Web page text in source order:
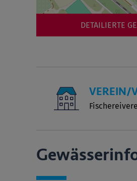
DETAILIERTE
VEREIN/